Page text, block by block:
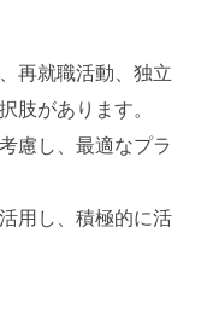
再就職活動、独立
肢があります。
慮し、最適なプラ
用し、積極的に活